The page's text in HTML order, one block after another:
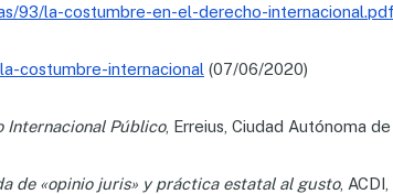
93/la-costumbre-en-el-derecho-internacional.pdf
costumbre-internacional (07/06/2020)
Internacional Público, Erreius, Ciudad Autónoma
de «opinio juris» y práctica estatal al gusto,